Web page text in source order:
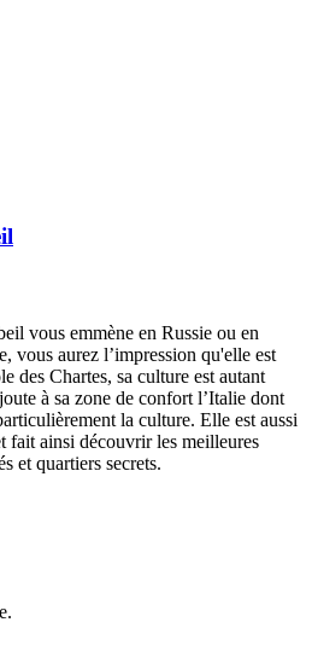
vous emmène en Russie ou en
vous aurez l’impression qu'elle est
des Chartes, sa culture est autant
à sa zone de confort l’Italie dont
la culture. Elle est aussi
fait ainsi découvrir les meilleures
et quartiers secrets.